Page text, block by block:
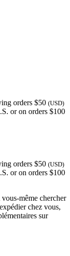
orders $50 (USD)
or on orders $100
orders $50 (USD)
or on orders $100
même chercher
chez vous,
sur